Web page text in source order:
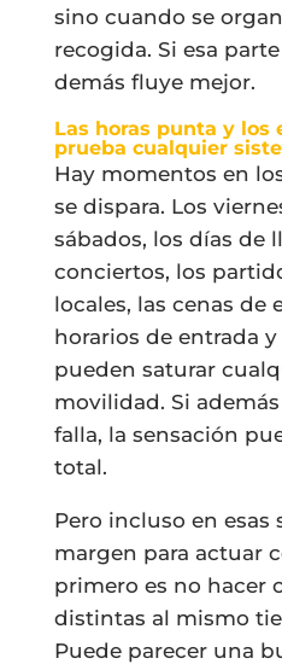
sino cuando se
recogida. Si esa
demás fluye mejor.
Las horas punta y los
prueba cualquier
Hay momentos en
se dispara. Los
sábados, los días de
conciertos, los
locales, las cenas de
horarios de entrada
pueden saturar
movilidad. Si
falla, la sensación
total.
Pero incluso en esas
margen para actuar
primero es no hacer
distintas al mismo
Puede parecer una